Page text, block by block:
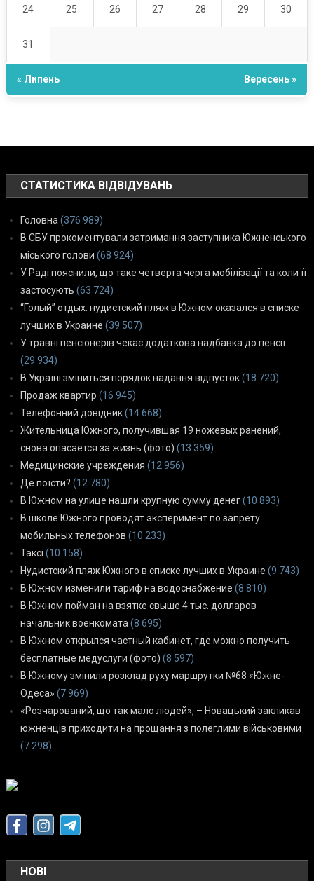
24 25 26 27 28 29 30
31
« Липень Вересень »
СТАТИСТИКА ВІДВІДУВАНЬ
Головна (376 989)
В СБУ прокоментували затримання заступника Южненського
міського голови (68 924)
У Раді пояснили, що таке четверта черга мобілізації та коли її
застосують (63 724)
“Голый” отдых: нудистский пляж в Южном оказался в списке
лучших в Украине (39 507)
У травні пенсіонерів чекає додаткова надбавка до пенсії
(29 934)
В Україні зміниться порядок надання відпусток(18 720)
Продаж квартир (16 945)
Телефонний довідник(14 668)
Жительница Южного, получившая 19 ножевых ранений,
снова опасается за жизнь (фото) (13 359)
Медицинские учреждения (12 956)
Де поїсти? (12 780)
В Южном на улице нашли крупную сумму денег(10 893)
В школе Южного проводят эксперимент по запрету
мобильных телефонов (10 233)
Таксі (10 158)
Нудистский пляж Южного в списке лучших в Украине (9 743)
В Южном изменили тариф на водоснабжение (8 810)
В Южном пойман на взятке свыше 4 тыс. долларов
начальник военкомата (8 695)
В Южном открылся частный кабинет, где можно получить
бесплатные медуслуги (фото) (8 597)
В Южному змінили розклад руху маршрутки №68 «Южне-
Одеса» (7 969)
«Розчарований, що так мало людей», – Новацький закликав
южненців приходити на прощання з полеглими військовими
(7 298)
НОВІ